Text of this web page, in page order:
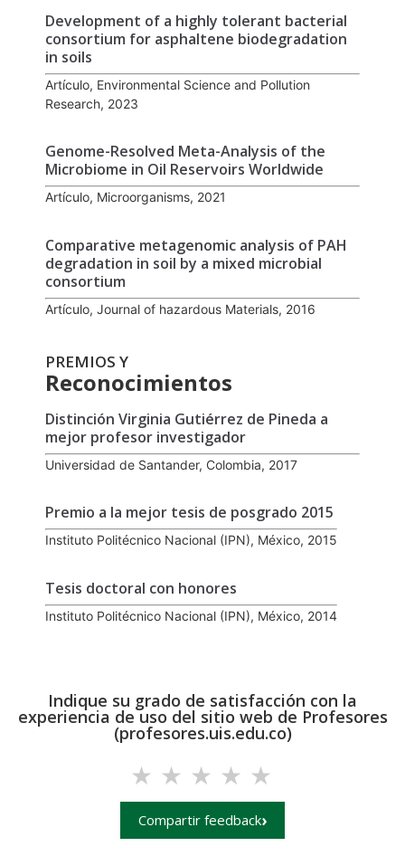
Development of a highly tolerant bacterial
consortium for asphaltene biodegradation
in soils
Artículo, Environmental Science and Pollution
Research, 2023
Genome-Resolved Meta-Analysis of the
Microbiome in Oil Reservoirs Worldwide
Artículo, Microorganisms, 2021
Comparative metagenomic analysis of PAH
degradation in soil by a mixed microbial
consortium
Artículo, Journal of hazardous Materials, 2016
PREMIOS Y
Reconocimientos
Distinción Virginia Gutiérrez de Pineda a
mejor profesor investigador
Universidad de Santander, Colombia, 2017
Premio a la mejor tesis de posgrado 2015
Instituto Politécnico Nacional (IPN), México, 2015
Tesis doctoral con honores
Instituto Politécnico Nacional (IPN), México, 2014
Indique su grado de satisfacción con la
experiencia de uso del sitio web de Profesores
(profesores.uis.edu.co)